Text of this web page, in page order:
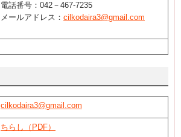
電話番号：042－467-7235
メールアドレス： cilkodaira3@gmail.com
cilkodaira3@gmail.com
ちらし（PDF）